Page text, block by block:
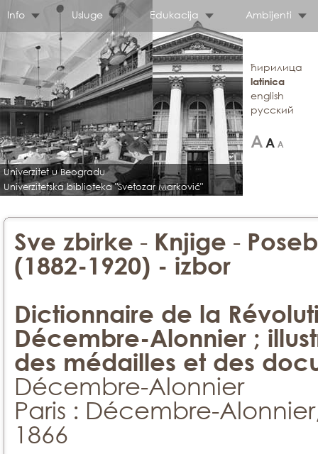
Info Usluge Edukacija Ambijenti
Univerzitet u Beogradu
Univerzitetska biblioteka "Svetozar Marković"
ћирилица
latinica
english
русский
Sve zbirke - Knjige -
(1882-1920) - izbor
Dictionnaire de la
Décembre-Alonnier ;
des médailles et des
Décembre-Alonnier
Paris : Décembre-
1866